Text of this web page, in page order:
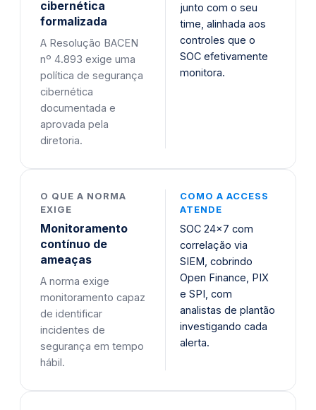
cibernética
formalizada
A Resolução BACEN
nº 4.893 exige uma
política de segurança
cibernética
documentada e
aprovada pela
diretoria.
junto com o seu
time, alinhada aos
controles que o
SOC efetivamente
monitora.
O QUE A NORMA
EXIGE
Monitoramento
contínuo de
ameaças
A norma exige
monitoramento capaz
de identificar
incidentes de
segurança em tempo
hábil.
COMO A ACCESS
ATENDE
SOC 24x7 com
correlação via
SIEM, cobrindo
Open Finance, PIX
e SPI, com
analistas de plantão
investigando cada
alerta.